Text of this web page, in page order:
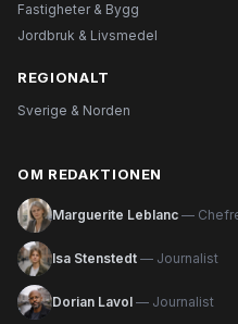
Fastigheter & Bygg
Jordbruk & Livsmedel
REGIONALT
Sverige & Norden
OM REDAKTIONEN
Marguerite Leblanc —
Isa Stenstedt — Journalist
Dorian Lavol — Journalist